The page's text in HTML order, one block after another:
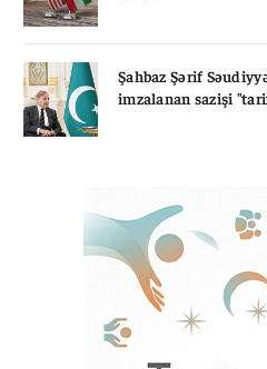
Şahbaz Şərif
imzalanan sazişi